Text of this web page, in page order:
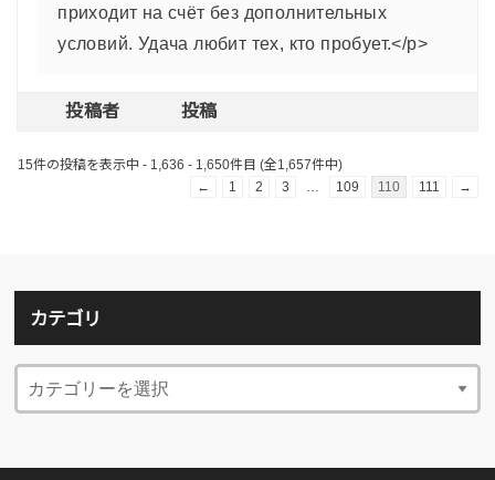
приходит на счёт без дополнительных
условий. Удача любит тех, кто пробует.</p>
投稿者 投稿
15件の投稿を表示中 - 1,636 - 1,650件目 (全1,657件中)
←
1 2 3 109 110 111 →
カテゴリ